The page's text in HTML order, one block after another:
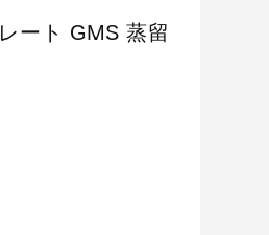
ート GMS 蒸留